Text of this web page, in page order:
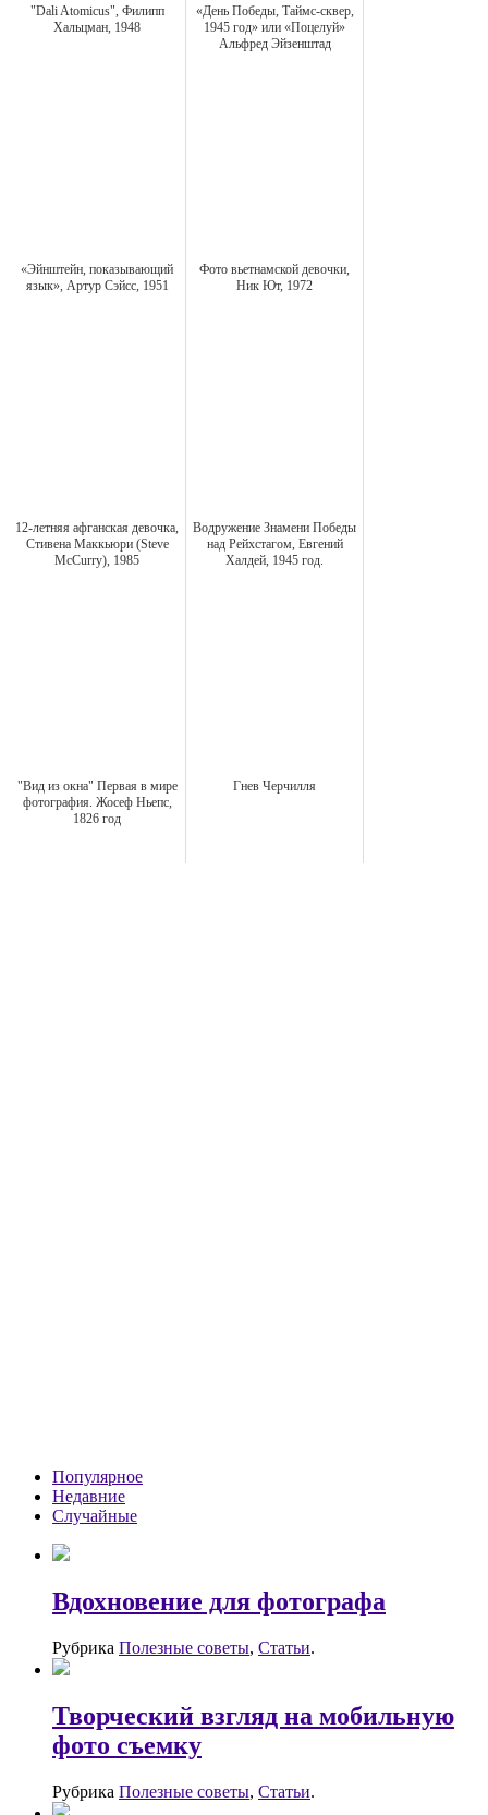
"Dali Atomicus", Филипп
Хальцман, 1948
«День Победы, Таймс-сквер,
1945 год» или «Поцелуй»
Альфред Эйзенштад
«Эйнштейн, показывающий
язык», Артур Сэйсс, 1951
Фото вьетнамской девочки,
Ник Ют, 1972
12-летняя афганская девочка,
Стивена Маккьюри (Steve
McCurry), 1985
Водружение Знамени Победы
над Рейхстагом, Евгений
Халдей, 1945 год.
"Вид из окна" Первая в мире
фотография. Жосеф Ньепс,
1826 год
Гнев Черчилля
Популярное
Недавние
Случайные
Вдохновение для фотографа
Рубрика Полезные советы, Статьи.
Творческий взгляд на мобильную
фото съемку
Рубрика Полезные советы, Статьи.